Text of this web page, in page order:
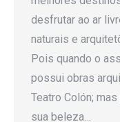
desfrutar ao ar
naturais e
Pois quando o
possui obras
Teatro Colón;
sua beleza…